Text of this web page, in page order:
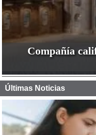
Compañía
Últimas Noticias